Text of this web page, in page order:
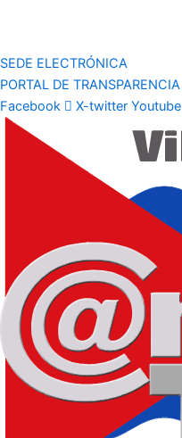
SEDE ELECTRÓNICA
PORTAL DE TRANSPARENCIA
Facebook
X-twitter Youtube